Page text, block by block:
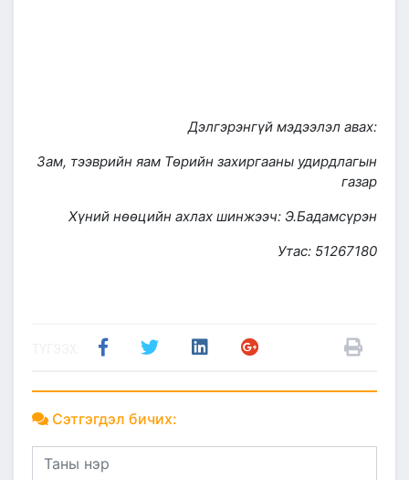
Дэлгэрэнгүй мэдээлэл авах:
Зам, тээврийн яам Төрийн захиргааны удирдлагын
газар
Хүний нөөцийн ахлах шинжээч: Э.Бадамсүрэн
Утас: 51267180
Сэтгэгдэл бичих: